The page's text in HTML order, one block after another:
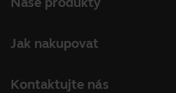
Udržitelnost
Konferenční kamery
Jak nakupovat
Kontaktujte nás